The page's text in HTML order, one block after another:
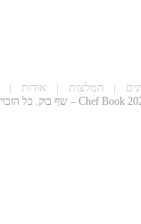
| המלצות | אודות |